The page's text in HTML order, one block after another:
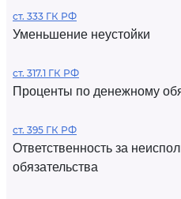
ст. 333 ГК РФ
Уменьшение неустойки
ст. 317.1 ГК РФ
Проценты по денежному
ст. 395 ГК РФ
Ответственность за
обязательства